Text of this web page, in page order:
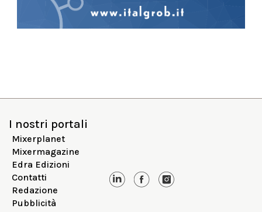
I nostri portali
Mixerplanet
Mixermagazine
Edra Edizioni
Contatti
Redazione
Pubblicità